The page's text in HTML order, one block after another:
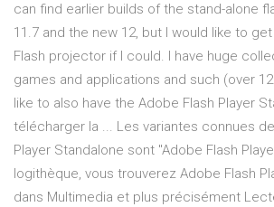
can find earlier builds of the stand-alone
11.7 and the new 12, but I would like to
Flash projector if I could. I have huge
games and applications and such (over
like to also have the Adobe Flash Player
télécharger la ... Les variantes connues
Player Standalone sont "Adobe Flash
logithèque, vous trouverez Adobe Flash
dans Multimedia et plus précisément